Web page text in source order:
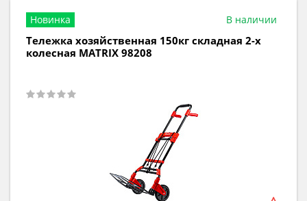
Новинка В наличии
Тележка хозяйственная 150кг складная 2-х
колесная MATRIX 98208